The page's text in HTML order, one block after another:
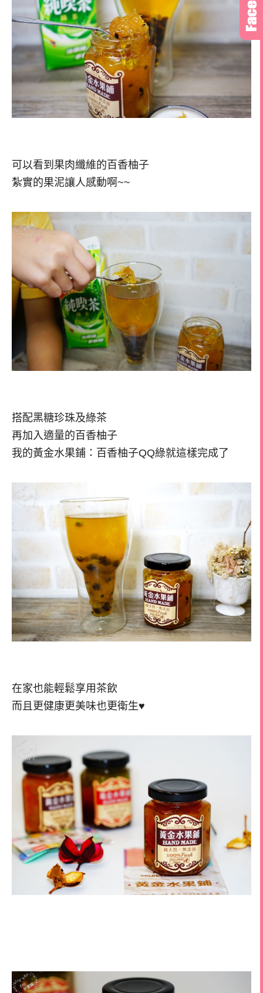
可以看到果肉纖維的百香柚子
紮實的果泥讓人感動啊~~
搭配黑糖珍珠及綠茶
再加入適量的百香柚子
我的黃金水果鋪：百香柚子QQ綠就這樣完成了
在家也能輕鬆享用茶飲
而且更健康更美味也更衛生♥